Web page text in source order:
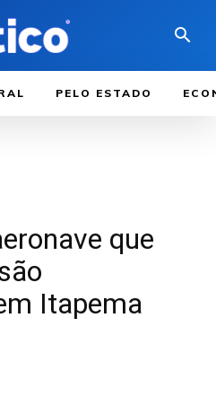
PELO ESTADO
que
Itapema